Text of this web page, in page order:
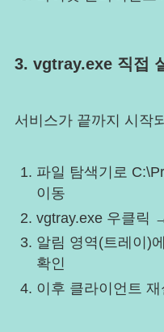
3. vgtray.exe 직접
서비스가 끝까지 시작
파일 탐색기로
이동
vgtray.exe 우클릭
알림 영역(트레이)
확인
이후 클라이언트 재